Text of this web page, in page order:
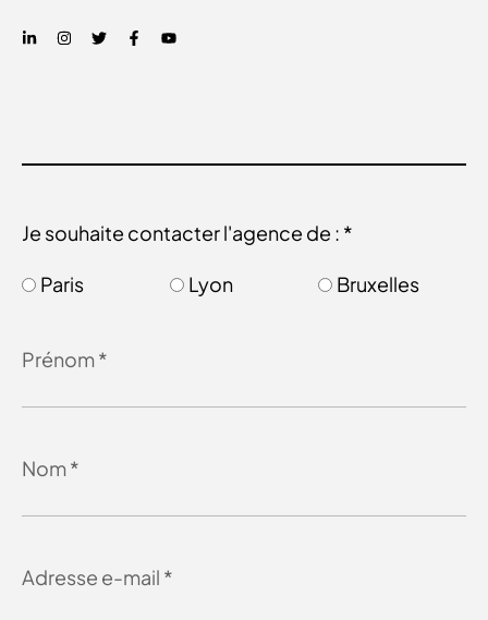
Je souhaite contacter l'agence de : *
Paris Lyon Bruxelles